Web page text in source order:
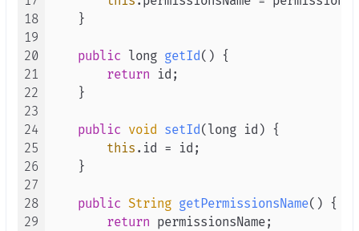
18
19
20
21
22
23
24
25
26
27
28
29
    }
public long getId ( ) {
return id;
    }
public void setId ( long id ) {
this . id
= id;
    }
public String getPermissionsName( ) {
return permissionsName;